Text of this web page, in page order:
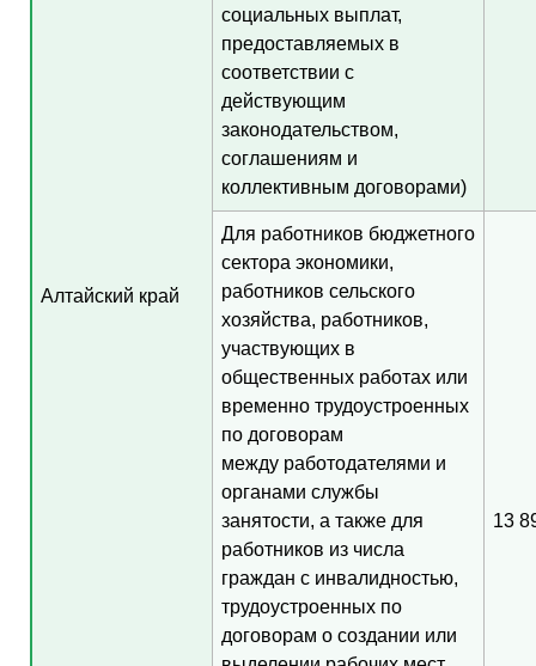
Алтайский край
социальных выплат,
предоставляемых в
соответствии с
действующим
законодательством,
соглашениям и
коллективным договорами)
Для работников бюджетного
сектора экономики,
работников сельского
хозяйства, работников,
участвующих в
общественных работах или
временно трудоустроенных
по договорам
между работодателями и
органами службы
занятости, а также для
работников из числа
граждан с инвалидностью,
трудоустроенных по
договорам о создании или
13